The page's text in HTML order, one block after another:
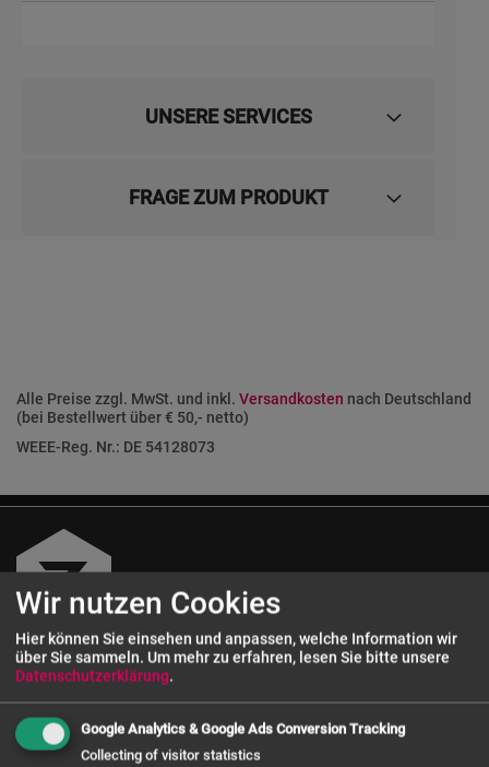
UNSERE SERVICES
FRAGE ZUM PRODUKT
Alle Preise zzgl. MwSt. und inkl. Versandkosten nach Deutschland
(bei Bestellwert über € 50,- netto)
WEEE-Reg. Nr.: DE 54128073
Kundenservice
0 800 - 72 12 72 12
Wir nutzen Cookies
Hier können Sie einsehen und anpassen, welche Information wir
über Sie sammeln. Um mehr zu erfahren, lesen Sie bitte unsere
Datenschutzerklärung.
Google Analytics & Google Ads Conversion Tracking
Collecting of visitor statistics